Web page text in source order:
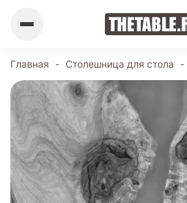
Главная - Столешница для стола -